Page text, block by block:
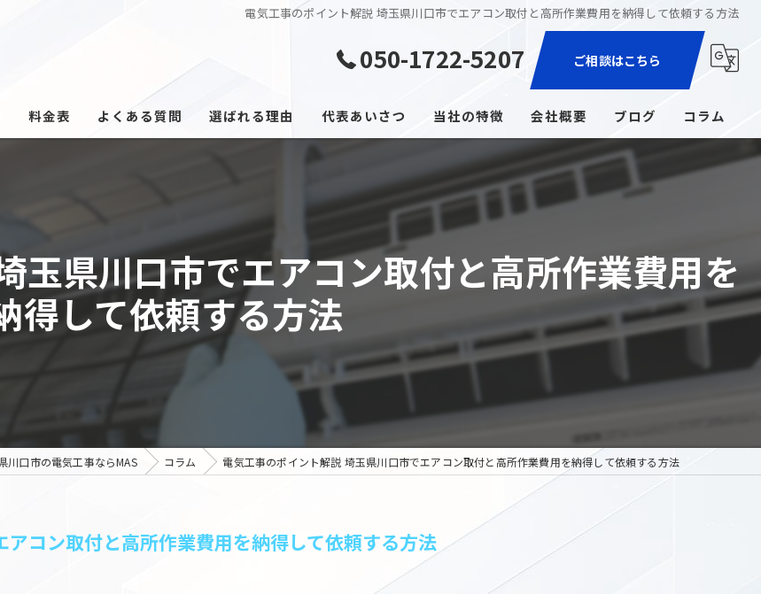
電気工事のポイント解説 埼玉県川口市でエアコン取付と高所作業費用を納得して依頼する方法
050-1722-5207 ご相談はこちら
料金表 よくある質問 選ばれる理由 代表あいさつ 当社の特徴
エアコン
コンセント増設
ブレーカー交換
会社概要 ブログ コラム
玉県川口市でエアコン取付と高所作業費用を
得して依頼する方法
川口市の電気工事ならMAS コラム 電気工事のポイント解説 埼玉県川口市でエアコン取付と高所作業費用を納得して依頼する方法
コン取付と高所作業費用を納得して依頼する方法